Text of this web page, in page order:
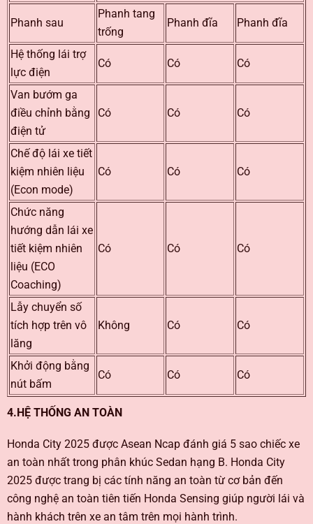
Phanh sau
Phanh tang
trống
Phanh đĩa Phanh đĩa
Hệ thống lái trợ
lực điện
Có Có Có
Van bướm ga
điều chỉnh bằng
điện tử
Có Có Có
Chế độ lái xe tiết
kiệm nhiên liệu
(Econ mode)
Có Có Có
Chức năng
hướng dẫn lái xe
tiết kiệm nhiên
liệu (ECO
Coaching)
Có Có Có
Lẫy chuyển số
tích hợp trên vô
lăng
Không Có Có
Khởi động bằng
nút bấm
Có Có Có
4.HỆ THỐNG AN TOÀN
Honda City 2025 được Asean Ncap đánh giá 5 sao chiếc xe
an toàn nhất trong phân khúc Sedan hạng B. Honda City
2025 được trang bị các tính năng an toàn từ cơ bản đến
công nghệ an toàn tiên tiến Honda Sensing giúp người lái và
hành khách trên xe an tâm trên mọi hành trình.